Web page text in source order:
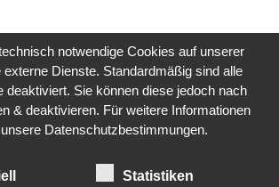
notwendige Cookies auf unserer
Dienste. Standardmäßig sind alle
deaktiviert. Sie können diese jedoch nach
& deaktivieren. Für weitere Informationen
Datenschutzbestimmungen.
Statistiken